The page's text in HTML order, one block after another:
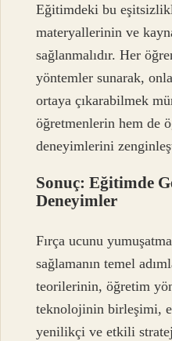
Eğitimdeki bu
materyallerinin ve
sağlanmalıdır. Her
yöntemler sunarak,
ortaya çıkarabilmek
öğretmenlerin hem de
deneyimlerini
Sonuç: Eğitimde
Deneyimler
Fırça ucunu
sağlamanın temel
teorilerinin, öğretim
teknolojinin birleşimi,
yenilikçi ve etkili